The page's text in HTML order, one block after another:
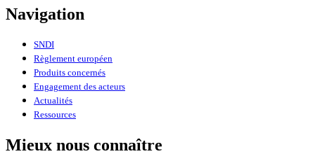
Navigation
SNDI
Règlement européen
Produits concernés
Engagement des acteurs
Actualités
Ressources
Mieux nous connaître